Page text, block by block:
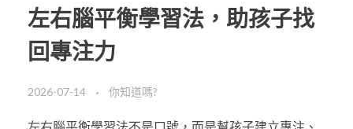
左右腦平衡學習法，助孩子找
回專注力
2026-07-14 你知道嗎?